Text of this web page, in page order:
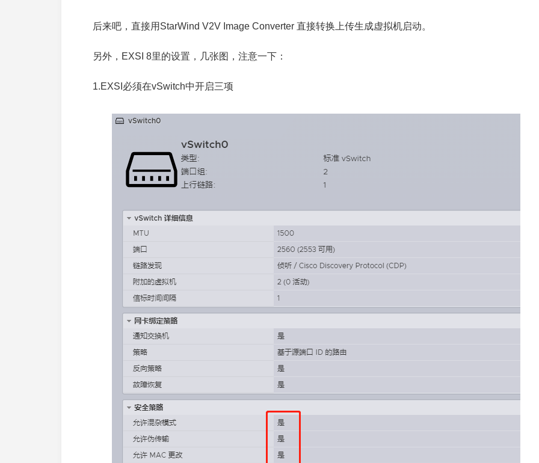
后来吧，直接用StarWind V2V Image Converter 直接转换上传生成虚拟机启动。
另外，EXSI 8里的设置，几张图，注意一下：
1.EXSI必须在vSwitch中开启三项